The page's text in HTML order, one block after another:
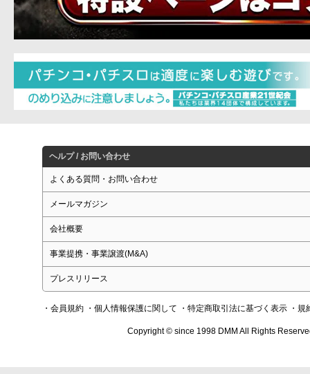
ヘルプ / お問い合わせ
よくある質問・お問い合わせ
メールマガジン
会社概要
事業提携・事業譲渡(M&A)
プレスリリース
・会員規約 ・個人情報保護に関して ・特定商取引法に基づく表示 ・規
Copyright © since 1998 DMM All Rights